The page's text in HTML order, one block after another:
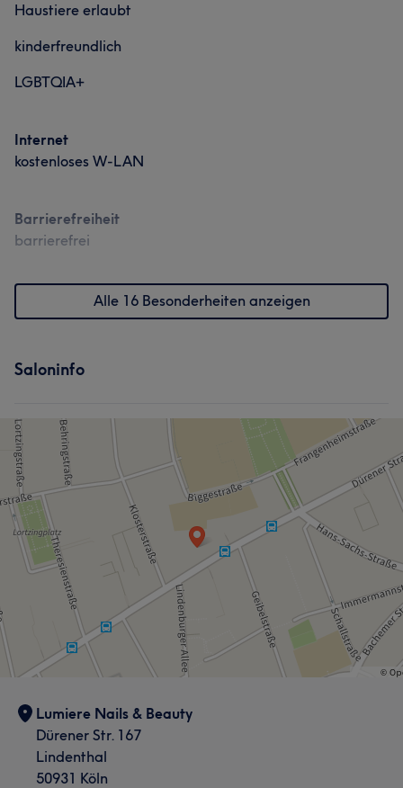
Haustiere erlaubt
kinderfreundlich
LGBTQIA+
Internet
kostenloses W-LAN
Barrierefreiheit
barrierefrei
Alle 16 Besonderheiten anzeigen
Saloninfo
Lumiere Nails & Beauty
Dürener Str. 167
Lindenthal
50931 Köln